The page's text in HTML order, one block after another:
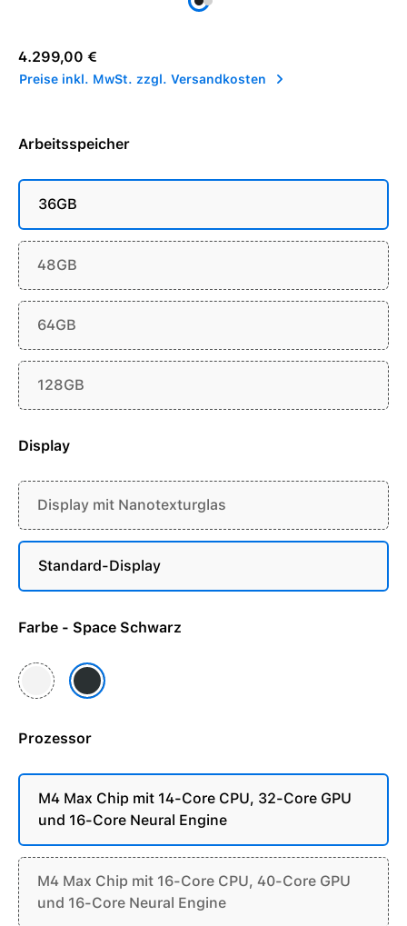
Regulärer Preis:
4.299,00 €
Preise inkl. MwSt. zzgl. Versandkosten
Arbeitsspeicher
36GB
48GB
64GB
128GB
Display
Display mit Nanotexturglas
Standard-Display
Farbe - Space Schwarz
Silber Space Schwarz
Prozessor
M4 Max Chip mit 14-Core CPU, 32-Core GPU
und 16-Core Neural Engine
M4 Max Chip mit 16-Core CPU, 40-Core GPU
und 16-Core Neural Engine